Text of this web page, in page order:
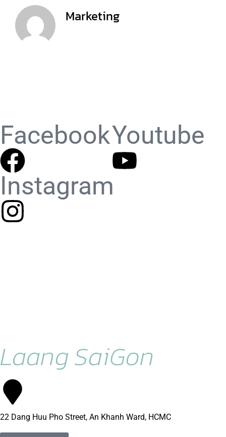
Marketing
FacebookYoutube
Instagram
Laang SaiGon
22 Dang Huu Pho Street, An Khanh Ward, HCMC